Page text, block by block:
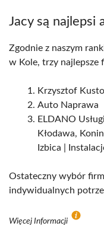
Jacy są najlepsi
Zgodnie z naszym
w Kole, trzy najlepsze
Krzysztof
Auto Naprawa
ELDANO
Kłodawa,
Izbica |
Ostateczny wybór
indywidualnych
Więcej Informacji